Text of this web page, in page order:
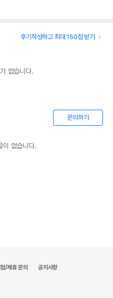
후기작성하고 최대 150점 받기
없습니다.
문의하기
이 없습니다.
/제휴 문의 공지사항